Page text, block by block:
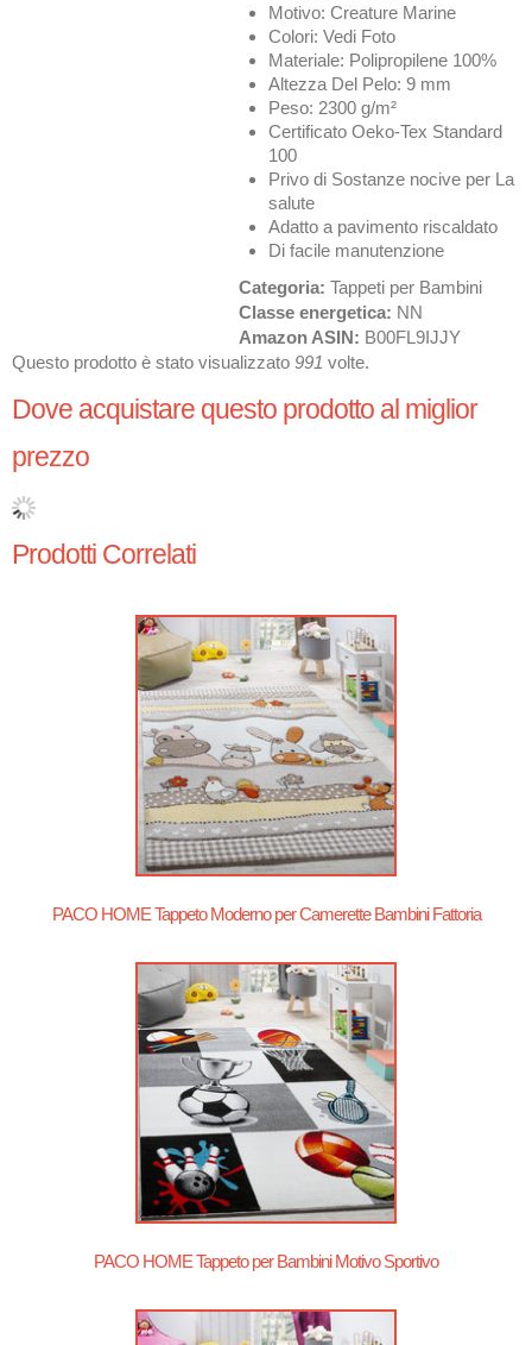
Motivo: Creature Marine
Colori: Vedi Foto
Materiale: Polipropilene 100%
Altezza Del Pelo: 9 mm
Peso: 2300 g/m²
Certificato Oeko-Tex Standard
100
Privo di Sostanze nocive per La
salute
Adatto a pavimento riscaldato
Di facile manutenzione
Categoria:Tappeti per Bambini
Classe energetica: NN
Amazon ASIN: B00FL9IJJY
Questo prodotto è stato visualizzato 991 volte.
Dove acquistare questo prodotto al miglior
prezzo
Prodotti Correlati
PACO HOME Tappeto Moderno per Camerette Bambini Fattoria
PACO HOME Tappeto per Bambini Motivo Sportivo